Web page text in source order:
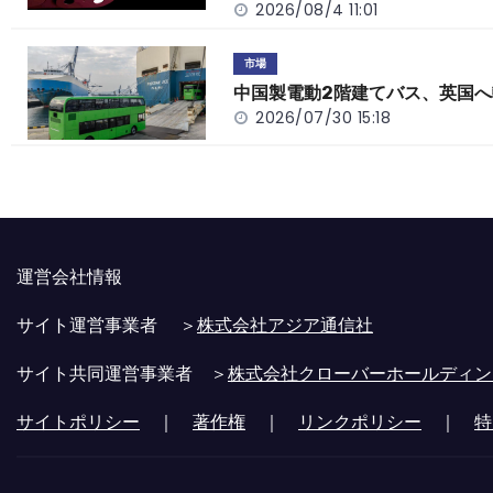
2026/08/4 11:01
市場
中国製電動2階建てバス、英国
2026/07/30 15:18
運営会社情報
サイト運営事業者 ＞株式会社アジア通信社
サイト共同運営事業者 ＞株式会社クローバーホールディ
サイトポリシー ｜ 著作権 ｜ リンクポリシー ｜